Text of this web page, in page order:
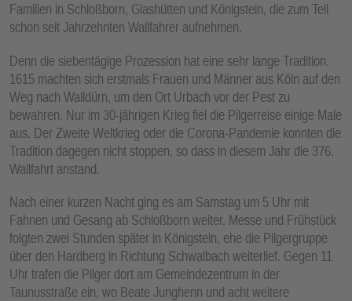
Familien in Schloßborn, Glashütten und Königstein, die zum Teil
schon seit Jahrzehnten Wallfahrer aufnehmen.
Denn die siebentägige Prozession hat eine sehr lange Tradition.
1615 machten sich erstmals Frauen und Männer aus Köln auf den
Weg nach Walldürn, um den Ort Urbach vor der Pest zu
bewahren. Nur im 30-jährigen Krieg fiel die Pilgerreise einige Male
aus. Der Zweite Weltkrieg oder die Corona-Pandemie konnten die
Tradition dagegen nicht stoppen, so dass in diesem Jahr die 376.
Wallfahrt anstand.
Nach einer kurzen Nacht ging es am Samstag um 5 Uhr mit
Fahnen und Gesang ab Schloßborn weiter. Messe und Frühstück
folgten zwei Stunden später in Königstein, ehe die Pilgergruppe
über den Hardberg in Richtung Schwalbach weiterlief. Gegen 11
Uhr trafen die Pilger dort am Gemeindezentrum in der
Taunusstraße ein, wo Beate Junghenn und acht weitere